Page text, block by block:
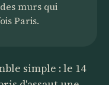
murs qui
Paris.
simple : le 14